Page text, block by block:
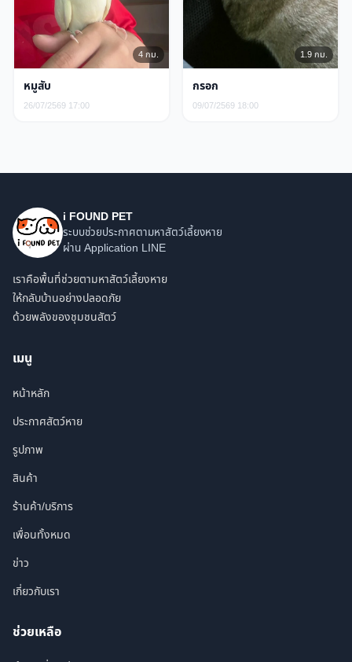
4 กม.
หมูสับ
26/07/2569 17:00
1.9 กม.
กรอก
09/07/2569 18:00
i FOUND PET
ระบบช่วยประกาศตามหาสัตว์เลี้ยงหาย
ผ่าน Application LINE
เราคือพื้นที่ช่วยตามหาสัตว์เลี้ยงหาย
ให้กลับบ้านอย่างปลอดภัย
ด้วยพลังของชุมชนสัตว์
เมนู
หน้าหลัก
ประกาศสัตว์หาย
รูปภาพ
สินค้า
ร้านค้า/บริการ
เพื่อนทั้งหมด
ข่าว
เกี่ยวกับเรา
ช่วยเหลือ